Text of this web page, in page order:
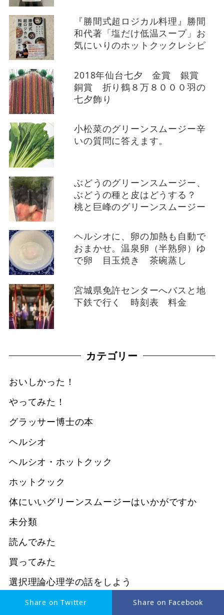
『勝間式超ロジカル料理』勝間
和代著「塩だけ低温スープ」お
気にいりのホットクックレシピ
2018年仙台七夕 金賞 銀賞
銅賞 折り鶴８万８０００羽の
七夕飾り
小松菜のグリーンスムージー辛
いの質問に答えます。
ぶどうのグリーンスムージー、
ぶどうの種と皮はどうする？
桃と巨峰のグリーンスムージー
ヘルシオに、卵の加熱も自動で
おまかせ。温泉卵（半熟卵）ゆ
で卵 目玉焼き 茶碗蒸し
宮城県免許センターへバスと地
下鉄で行く 時刻表 料金
カテゴリー
おいしかった！
やってみた！
グラッサー博士の本
ヘルシオ
ヘルシオ・ホットクック
ホットクック
体にいいグリーンスムージーはいかがですか
未分類
読んでみた
買ってみた
選択理論心理学の話をしよう
Share on Twitter Share on Facebook